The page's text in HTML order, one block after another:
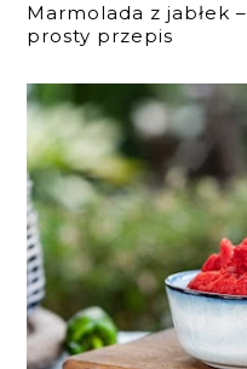
Marmolada z jabłek –
prosty przepis